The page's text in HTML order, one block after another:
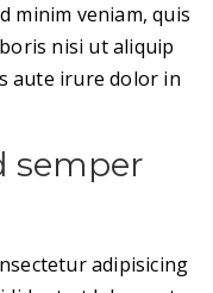
minim veniam, quis
nisi ut aliquip
aute irure dolor in
semper
adipisicing